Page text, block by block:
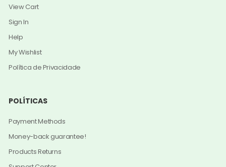
View Cart
Sign In
Help
My Wishlist
Política de Privacidade
POLÍTICAS
Payment Methods
Money-back guarantee!
Products Returns